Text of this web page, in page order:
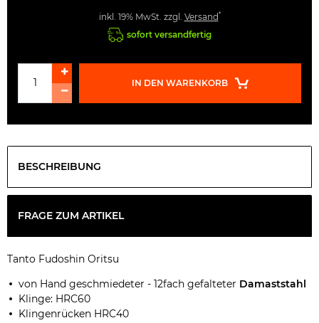
inkl. 19% MwSt. zzgl. Versand*
sofort versandfertig
IN DEN WARENKORB
BESCHREIBUNG
FRAGE ZUM ARTIKEL
Tanto Fudoshin Oritsu
von Hand geschmiedeter - 12fach gefalteter Damaststahl
Klinge: HRC60
Klingenrücken HRC40